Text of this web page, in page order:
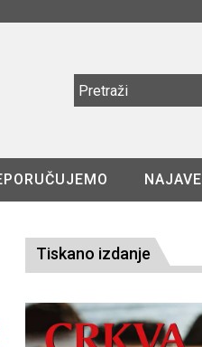
NAJAVE
Tiskano izdanje